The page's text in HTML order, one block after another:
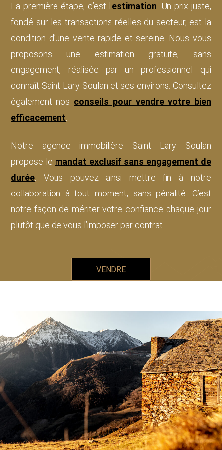
La première étape, c’est l’estimation . Un prix juste,
fondé sur les transactions réelles du secteur, est la
condition d’une vente rapide et sereine. Nous vous
proposons une estimation gratuite, sans
engagement, réalisée par un professionnel qui
connaît Saint-Lary-Soulan et ses environs. Consultez
également nos conseils pour vendre votre bien
efficacement
Notre agence immobilière Saint Lary Soulan
propose le mandat exclusif sans engagement de
durée . Vous pouvez ainsi mettre fin à notre
collaboration à tout moment, sans pénalité. C’est
notre façon de mériter votre confiance chaque jour
plutôt que de vous l’imposer par contrat.
VENDRE